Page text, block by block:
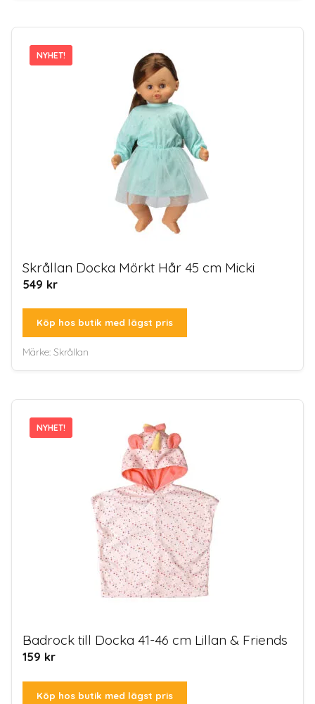
NYHET!
NYHET!
Skrållan Docka Mörkt Hår 45 cm Micki
549 kr
Köp hos butik med lägst pris
Märke: Skrållan
NYHET!
NYHET!
Badrock till Docka 41-46 cm Lillan & Friends
159 kr
Köp hos butik med lägst pris